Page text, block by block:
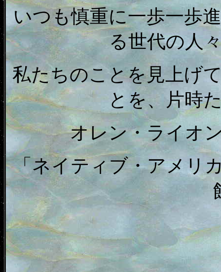
いつも慎重に一歩一歩
る世代の人
私たちのことを見上げ
とを、片時
オレン・ライオ
「ネイティブ・アメリ